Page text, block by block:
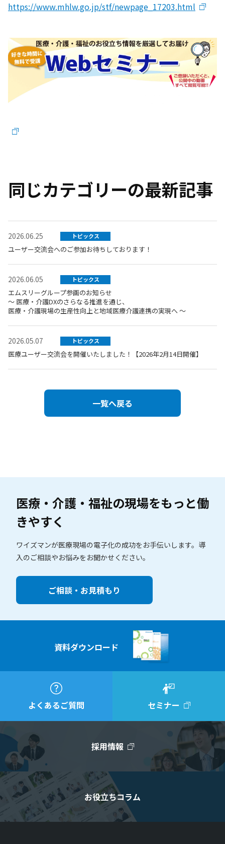
https://www.mhlw.go.jp/stf/newpage_17203.html
同じカテゴリーの最新記事
2026.06.25 トピックス
ユーザー交流会へのご参加お待ちしております！
2026.06.05 トピックス
エムスリーグループ参画のお知らせ
～ 医療・介護DXのさらなる推進を通じ、
医療・介護現場の生産性向上と地域医療介護連携の実現へ ～
2026.05.07 トピックス
医療ユーザー交流会を開催いたしました！【2026年2月14日開催】
一覧へ戻る
医療・介護・福祉の現場をもっと働
きやすく
ワイズマンが医療現場の電子化の成功をお手伝いします。 導
入のご相談やお悩みをお聞かせください。
ご相談・お見積もり
資料ダウンロード
よくあるご質問 セミナー
採用情報
お役立ちコラム